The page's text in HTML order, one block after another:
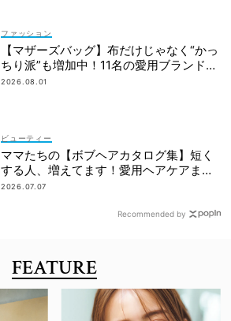
ファッション
【マザーズバッグ】布だけじゃなく“かっ
ちり派”も増加中！11名の愛用ブランド
は？
2026.08.01
ビューティー
ママたちの【ボブヘアカタログ集】短く
する人、増えてます！愛用ヘアケアまで
全部見せ
2026.07.07
Recommended by
FEATURE